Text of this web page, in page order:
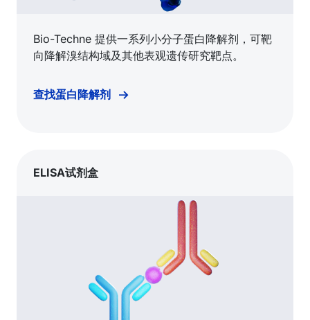
Bio-Techne 提供一系列小分子蛋白降解剂，可靶
向降解溴结构域及其他表观遗传研究靶点。
查找蛋白降解剂
ELISA试剂盒